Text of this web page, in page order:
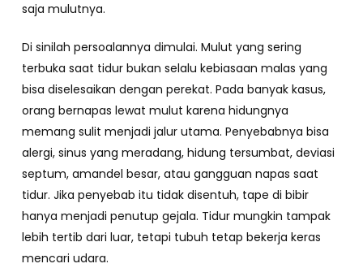
saja mulutnya.
Di sinilah persoalannya dimulai. Mulut yang sering
terbuka saat tidur bukan selalu kebiasaan malas yang
bisa diselesaikan dengan perekat. Pada banyak kasus,
orang bernapas lewat mulut karena hidungnya
memang sulit menjadi jalur utama. Penyebabnya bisa
alergi, sinus yang meradang, hidung tersumbat, deviasi
septum, amandel besar, atau gangguan napas saat
tidur. Jika penyebab itu tidak disentuh, tape di bibir
hanya menjadi penutup gejala. Tidur mungkin tampak
lebih tertib dari luar, tetapi tubuh tetap bekerja keras
mencari udara.